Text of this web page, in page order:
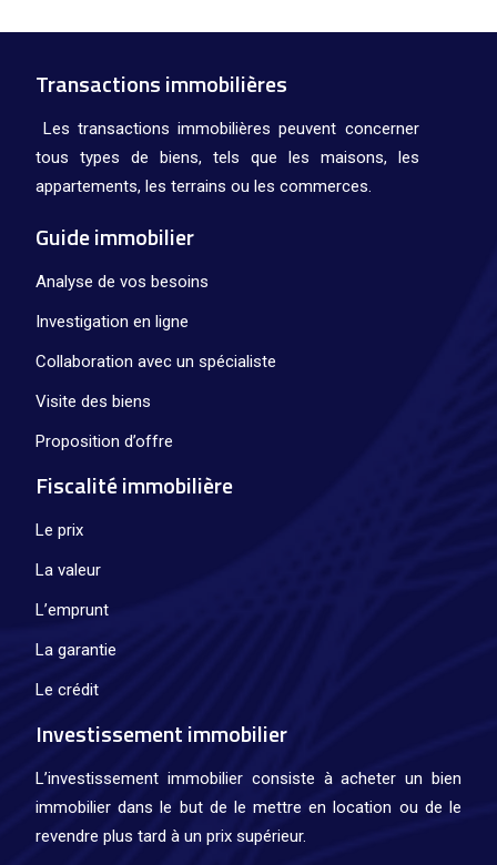
Transactions immobilières
Les transactions immobilières peuvent concerner
tous types de biens, tels que les maisons, les
appartements, les terrains ou les commerces.
Guide immobilier
Analyse de vos besoins
Investigation en ligne
Collaboration avec un spécialiste
Visite des biens
Proposition d’offre
Fiscalité immobilière
Le prix
La valeur
L’emprunt
La garantie
Le crédit
Investissement immobilier
L’investissement immobilier consiste à acheter un bien
immobilier dans le but de le mettre en location ou de le
revendre plus tard à un prix supérieur.